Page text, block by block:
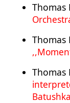
Thomas
Thomas
Thomas